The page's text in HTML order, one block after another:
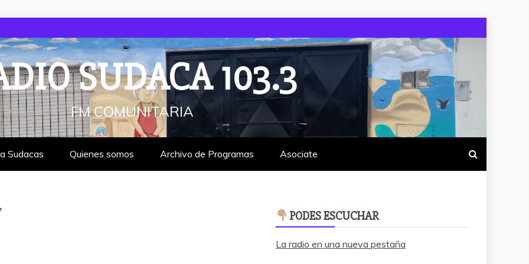
SUDACA 103.3
FM COMUNITARIA
Sudacas Quienes somos Archivo de Programas Asociate
PODES ESCUCHAR
La radio en una nueva pestaña